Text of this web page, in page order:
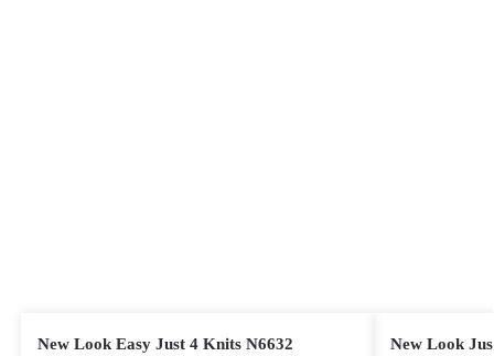
New Look Easy Just 4 Knits N6632 New Look